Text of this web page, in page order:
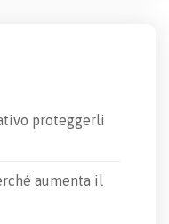
proteggerli
aumenta il